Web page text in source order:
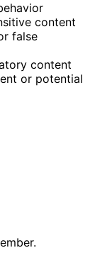
content
false
content
or potential